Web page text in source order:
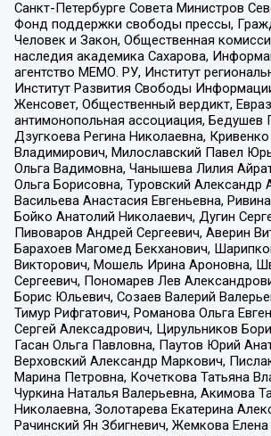
Санкт-Петербурге Совета Министров
Фонд поддержки свободы прессы,
Человек и Закон, Общественная
наследия академика Сахарова,
агентство МЕМО. РУ, Институт
Институт Развития Свободы
Женсовет, Общественный вердикт,
антимонопольная ассоциация, Бедушев
Дзугкоева Регина Николаевна, Кривенко
Владимирович, Милославский Павел
Ольга Вадимовна, Чанышева Лилия
Ольга Борисовна, Туровский Александр
Васильева Анастасия Евгеньевна,
Бойко Анатолий Николаевич, Дугин
Пивоваров Андрей Сергеевич, Аверин
Барахоев Магомед Бекханович,
Викторович, Мошель Ирина Ароновна,
Сергеевич, Пономарев Лев
Борис Юльевич, Созаев Валерий
Тимур Рифгатович, Романова Ольга
Сергей Алексадрович, Цирульников
Гасан Ольга Павловна, Паутов Юрий
Верховский Александр Маркович,
Марина Петровна, Кочеткова Татьяна
Чуркина Наталья Валерьевна, Акимова
Николаевна, Золотарева Екатерина
Рачинский Ян Збигневич, Жемкова